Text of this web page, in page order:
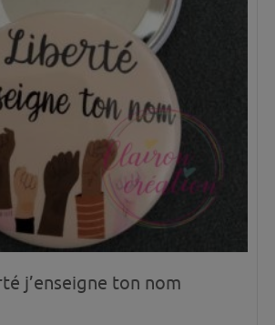
j’enseigne ton nom